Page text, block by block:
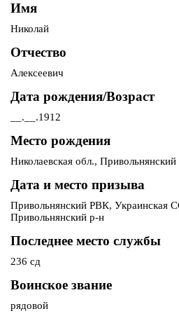
Имя
Николай
Отчество
Алексеевич
Дата рождения/Возраст
__.__.1912
Место рождения
Николаевская обл., Привольнянский
Дата и место призыва
Привольнянский РВК, Украинская
Привольнянский р-н
Последнее место службы
236 сд
Воинское звание
рядовой